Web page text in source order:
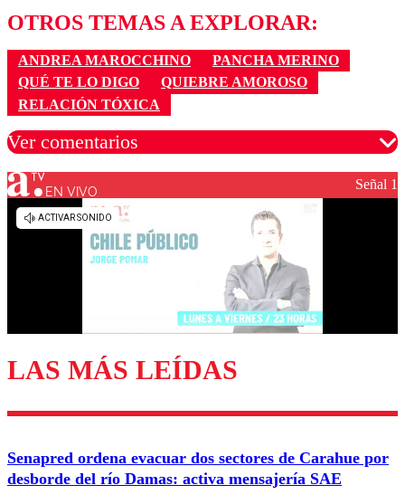
OTROS TEMAS A EXPLORAR:
ANDREA MAROCCHINO
PANCHA MERINO
QUÉ TE LO DIGO
QUIEBRE AMOROSO
RELACIÓN TÓXICA
Ver comentarios
Los comentarios son moderados para garantizar un
diálogo respetuoso.
Enviar comentario
EN VIVO Señal 1
LAS MÁS LEÍDAS
Senapred ordena evacuar dos sectores de Carahue por
desborde del río Damas: activa mensajería SAE